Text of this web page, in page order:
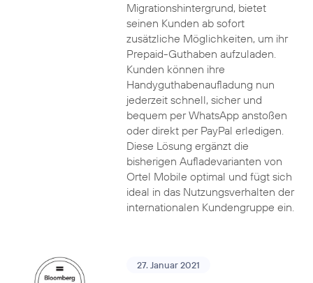
Migrationshintergrund, bietet
seinen Kunden ab sofort
zusätzliche Möglichkeiten, um ihr
Prepaid-Guthaben aufzuladen.
Kunden können ihre
Handyguthabenaufladung nun
jederzeit schnell, sicher und
bequem per WhatsApp anstoßen
oder direkt per PayPal erledigen.
Diese Lösung ergänzt die
bisherigen Aufladevarianten von
Ortel Mobile optimal und fügt sich
ideal in das Nutzungsverhalten der
internationalen Kundengruppe ein.
27. Januar 2021